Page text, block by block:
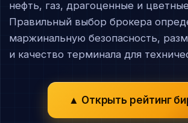
нефть, газ, драгоценные и
Правильный выбор брокера
маржинальную безопасность,
и качество терминала для
▲ Открыть рейтинг